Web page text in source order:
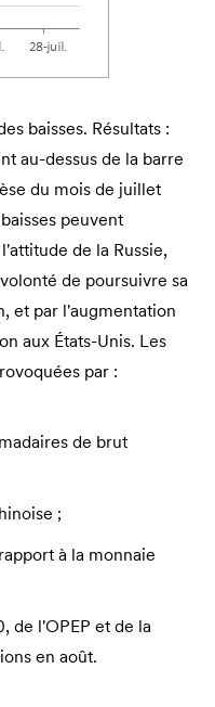
baisses. Résultats :
au-dessus de la barre
du mois de juillet
peuvent
de la Russie,
de poursuivre sa
et par l'augmentation
aux États-Unis. Les
par :
de brut
;
à la monnaie
de l'OPEP et de la
en août.